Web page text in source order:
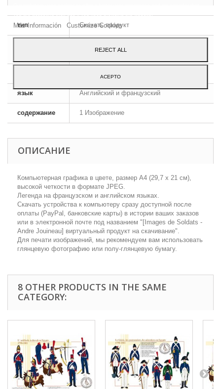
тип Скачать продукт
JPEG HD
A4 - 29,7 x 21 cm
язык Английский и французский
содержание 1 Изображение
ОПИСАНИЕ
Компьютерная графика в цвете, размер А4 (29,7 х 21 см),
высокой четкости в формате JPEG.
Легенда на французском и английском языках.
Скачать устройства к компьютеру сразу доступной после
оплаты (PayPal, банковские карты) в истории ваших заказов
или в электронной почте под названием "[Images de Soldats -
Аndre Jouineau] виртуальный продукт на скачивание".
Для печати изображений, мы рекомендуем вам использовать
глянцевую фотографию или полу-глянцевую бумагу.
8 OTHER PRODUCTS IN THE SAME
CATEGORY:
Más Información Customize Cookies
REJECT ALL
ACEPTO